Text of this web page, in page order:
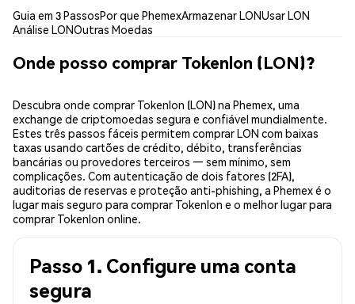
Guia em 3 PassosPor que PhemexArmazenar LONUsar LON
Análise LONOutras Moedas
Onde posso comprar Tokenlon (LON)?
Descubra onde comprar Tokenlon (LON) na Phemex, uma
exchange de criptomoedas segura e confiável mundialmente.
Estes três passos fáceis permitem comprar LON com baixas
taxas usando cartões de crédito, débito, transferências
bancárias ou provedores terceiros — sem mínimo, sem
complicações. Com autenticação de dois fatores (2FA),
auditorias de reservas e proteção anti-phishing, a Phemex é o
lugar mais seguro para comprar Tokenlon e o melhor lugar para
comprar Tokenlon online.
Passo 1. Configure uma conta
segura